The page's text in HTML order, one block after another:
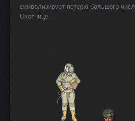
символизирует потерю большого
Охотнице.